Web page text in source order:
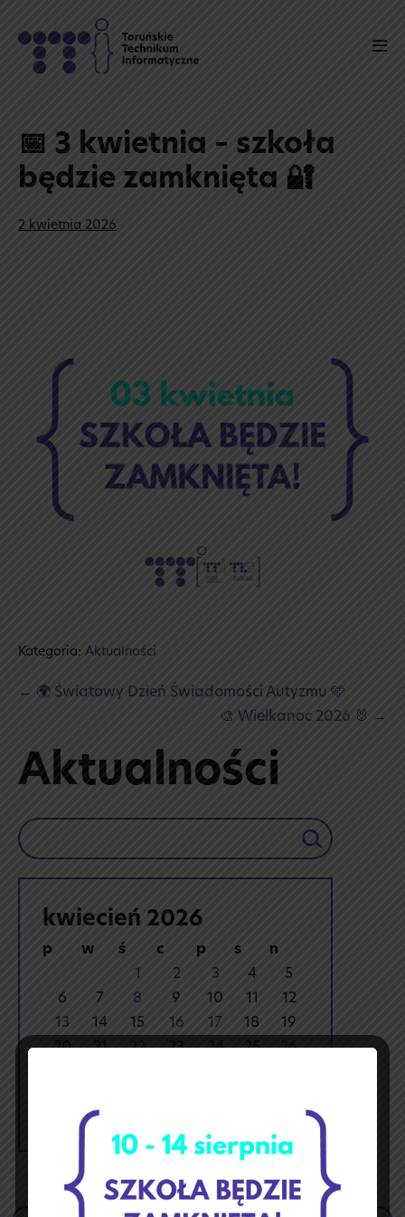
content
Aktualności
Szukaj
kwiecień 2026
p w ś c p s
n
1
2 3 4
5
6
7 8 9 10 11
12
13
14 15 16 17 18
19
20
21 22 23 24 25
26
📅 3 kwietnia – szkoła
będzie zamknięta 🔐
2 kwietnia 2026
Kategoria: Aktualności
Post
← 🌍 Światowy Dzień Świadomości Autyzmu 🩵
🎨 Wielkanoc 2026 🐰 →